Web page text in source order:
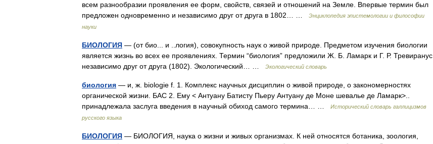
всем разнообразии проявления ее форм, свойств, связей и отношений на Земле. Впервые термин был
предложен одновременно и независимо друг от друга в 1802… …
Энциклопедия эпистемологии и философии
науки
БИОЛОГИЯ — (от био... и ..логия), совокупность наук о живой природе. Предметом изучения биологии
является жизнь во всех ее проявлениях. Термин “биология” предложили Ж. Б. Ламарк и Г. Р. Тревиранус
независимо друг от друга (1802). Экологический… …
Экологический словарь
биология — и, ж. biologie f. 1. Комплекс научных дисциплин о живой природе, о закономерностях
органической жизни. БАС 2. Ему < Антуану Батисту Пьеру Антуану де Моне шевалье де Ламарк>..
принадлежала заслуга введения в научный обиход самого термина… …
Исторический словарь галлицизмов
русского языка
БИОЛОГИЯ — БИОЛОГИЯ, наука о жизни и живых организмах. К ней относятся ботаника, зоология,